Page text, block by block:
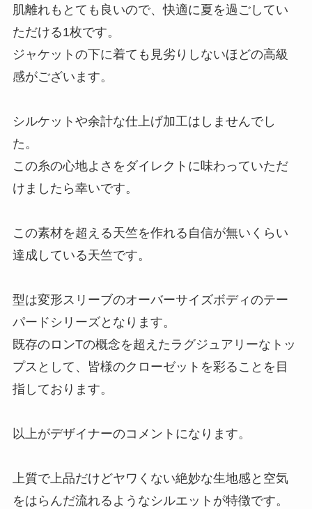
肌離れもとても良いので、快適に夏を過ごしてい
ただける1枚です。
ジャケットの下に着ても見劣りしないほどの高級
感がございます。
シルケットや余計な仕上げ加工はしませんでし
た。
この糸の心地よさをダイレクトに味わっていただ
けましたら幸いです。
この素材を超える天竺を作れる自信が無いくらい
達成している天竺です。
型は変形スリーブのオーバーサイズボディのテー
パードシリーズとなります。
既存のロンTの概念を超えたラグジュアリーなトッ
プスとして、皆様のクローゼットを彩ることを目
指しております。
以上がデザイナーのコメントになります。
上質で上品だけどヤワくない絶妙な生地感と空気
をはらんだ流れるようなシルエットが特徴です。